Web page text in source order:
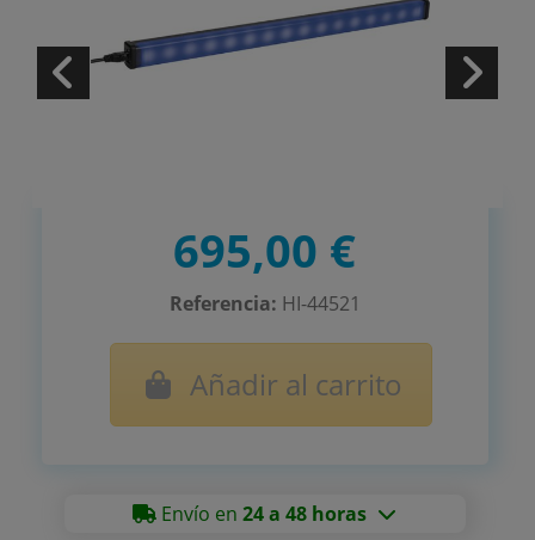
695,00 €
Referencia: HI-44521
Añadir al carrito
Envío en24 a 48 horas